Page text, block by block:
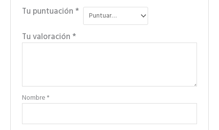
Tu puntuación*
Tu valoración*
Nombre*